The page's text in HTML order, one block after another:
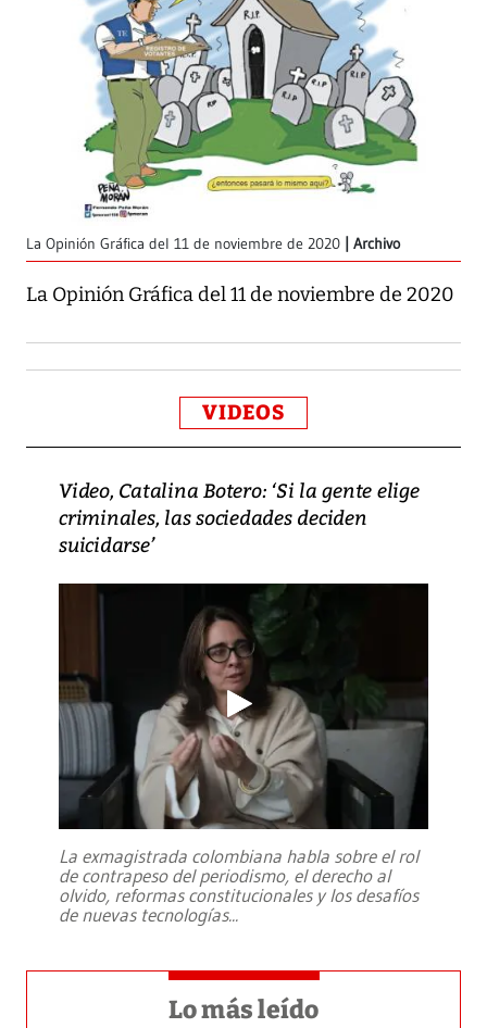
La Opinión Gráfica del 11 de noviembre de 2020 Archivo
La Opinión Gráfica del 11 de noviembre de 2020
VIDEOS
Video, Catalina Botero: ‘Si la gente elige
criminales, las sociedades deciden
suicidarse’
La exmagistrada colombiana habla sobre el rol
de contrapeso del periodismo, el derecho al
olvido, reformas constitucionales y los desafíos
de nuevas tecnologías...
Lo más leído